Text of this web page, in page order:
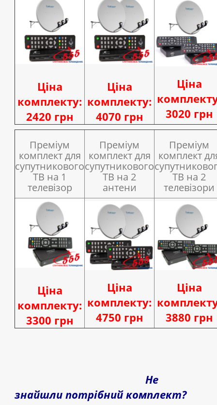
Ціна
комплекту:
2420 грн
Ціна
комплекту:
4070 грн
Ціна
3020 грн
Преміум
комплект для
супутникового
ТВ на 1
телевізор
Преміум
комплект для
супутникового
ТВ на 2
антени
Преміум
комплект
ТВ на 2
телевізори
Ціна
комплекту:
3300 грн
Ціна
комплекту:
4750 грн
Ціна
3880 грн
Не
знайшли потрібний комплект?